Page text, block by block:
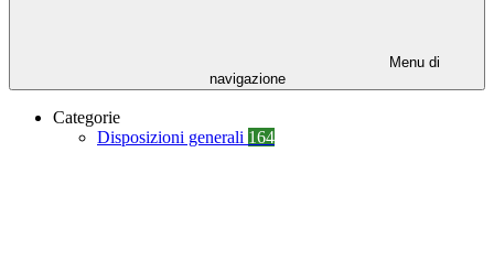
Menu di
navigazione
Categorie
Disposizioni generali 164